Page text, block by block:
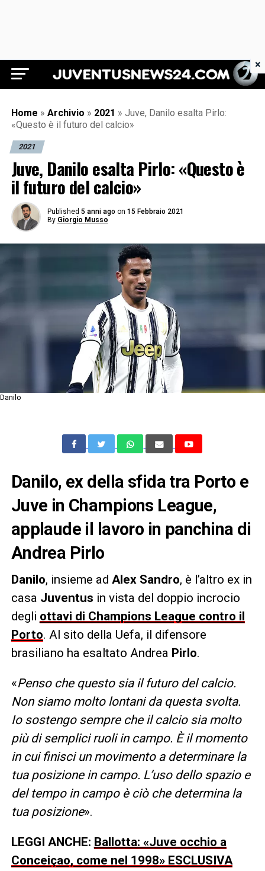
Juventus News 24
Home » Archivio » 2021 » Juve, Danilo esalta Pirlo:
«Questo è il futuro del calcio»
2021
Juve, Danilo esalta Pirlo: «Questo è
il futuro del calcio»
Published 5 anni ago on 15 Febbraio 2021
By Giorgio Musso
Danilo
Danilo, ex della sfida tra Porto e
Juve in Champions League,
applaude il lavoro in panchina di
Andrea Pirlo
Danilo, insieme ad Alex Sandro, è l’altro ex in
casa Juventus in vista del doppio incrocio
degli ottavi di Champions League contro il
Porto. Al sito della Uefa, il difensore
brasiliano ha esaltato Andrea Pirlo.
«Penso che questo sia il futuro del calcio.
Non siamo molto lontani da questa svolta.
Io sostengo sempre che il calcio sia molto
più di semplici ruoli in campo. È il momento
in cui finisci un movimento a determinare la
tua posizione in campo. L’uso dello spazio e
del tempo in campo è ciò che determina la
tua posizione».
LEGGI ANCHE: Ballotta: «Juve occhio a
Conceiçao, come nel 1998» ESCLUSIVA
×